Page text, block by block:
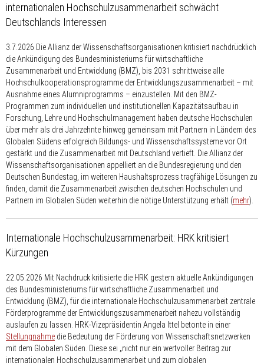
internationalen Hochschulzusammenarbeit schwächt
Deutschlands Interessen
3.7.2026 Die Allianz der Wissenschafts­organisationen kritisiert nachdrücklich
die Ankündigung des Bundesministeriums für wirtschaftliche
Zusammenarbeit und Entwicklung (BMZ), bis 2031 schrittweise alle
Hochschulkooperationsprogramme der Entwicklungszusammenarbeit – mit
Ausnahme eines Alumniprogramms – einzustellen. Mit den BMZ-
Programmen zum individuellen und institutionellen Kapazitätsaufbau in
Forschung, Lehre und Hochschulmanagement haben deutsche Hochschulen
über mehr als drei Jahrzehnte hinweg gemeinsam mit Partnern in Ländern des
Globalen Südens erfolgreich Bildungs- und Wissenschaftssysteme vor Ort
gestärkt und die Zusammenarbeit mit Deutschland vertieft. Die Allianz der
Wissenschafts­organisationen appelliert an die Bundesregierung und den
Deutschen Bundestag, im weiteren Haushaltsprozess tragfähige Lösungen zu
finden, damit die Zusammenarbeit zwischen deutschen Hochschulen und
Partnern im Globalen Süden weiterhin die nötige Unterstützung erhält (mehr).
Internationale Hochschulzusammenarbeit: HRK kritisiert
Kürzungen
22.05.2026 Mit Nachdruck kritisierte die HRK gestern aktuelle Ankündigungen
des Bundesministeriums für wirtschaftliche Zusammenarbeit und
Entwicklung (BMZ), für die internationale Hochschulzusammenarbeit zentrale
Förderprogramme der Entwicklungszusammenarbeit nahezu vollständig
auslaufen zu lassen. HRK-Vizepräsidentin Angela Ittel betonte in einer
Stellungnahme die Bedeutung der Förderung von Wissenschaftsnetzwerken
mit dem Globalen Süden. Diese sei „nicht nur ein wertvoller Beitrag zur
internationalen Hochschulzusammenarbeit und zum globalen